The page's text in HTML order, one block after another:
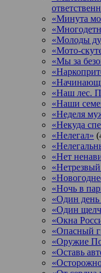
«Минута
«Молоды
«Мото-
«Мы за
«Наш лес.
«Наши
«Неделя
«Некуда
«Нелегал»
«Нет
«Ночь в
«Один день
«Один
«Окна
«Опасный
«Оружие
«Оставь